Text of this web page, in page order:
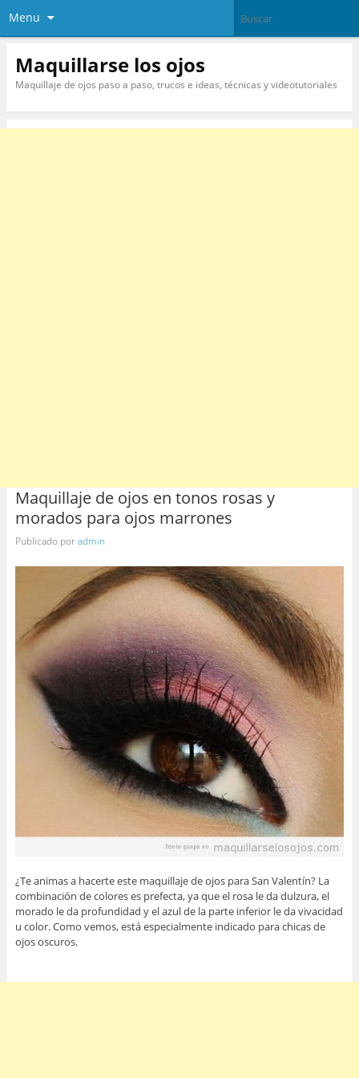
Menu
Maquillarse los ojos
Maquillaje de ojos paso a paso, trucos e ideas, técnicas y videotutoriales
Maquillaje de ojos en tonos rosas y
morados para ojos marrones
Publicado poradmin
¿Te animas a hacerte este maquillaje de ojos para San Valentín? La
combinación de colores es prefecta, ya que el rosa le da dulzura, el
morado le da profundidad y el azul de la parte inferior le da vivacidad
u color. Como vemos, está especialmente indicado para chicas de
ojos oscuros.